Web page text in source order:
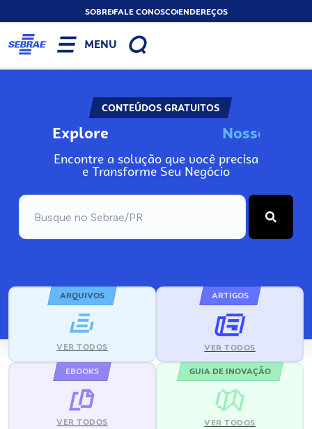
SOBREFALE CONOSCOENDEREÇOS
MENU
CONTEÚDOS GRATUITOS
Explore No
Encontre a solução que você precisa
e Transforme Seu Negócio
ARQUIVOS
VER TODOS
ARTIGOS
VER TODOS
EBOOKS
VER TODOS
GUIA DE INOVAÇÃO
VER TODOS